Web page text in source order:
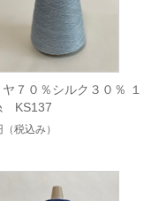
７０％シルク３０％ １
KS137
（税込み）